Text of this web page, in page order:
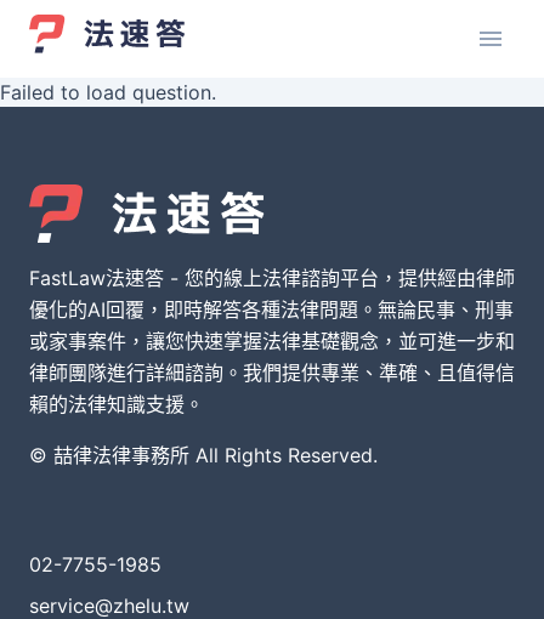
Failed to load question.
FastLaw法速答 - 您的線上法律諮詢平台，提供經由律師
優化的AI回覆，即時解答各種法律問題。無論民事、刑事
或家事案件，讓您快速掌握法律基礎觀念，並可進一步和
律師團隊進行詳細諮詢。我們提供專業、準確、且值得信
賴的法律知識支援。
© 喆律法律事務所 All Rights Reserved.
02-7755-1985
service@zhelu.tw